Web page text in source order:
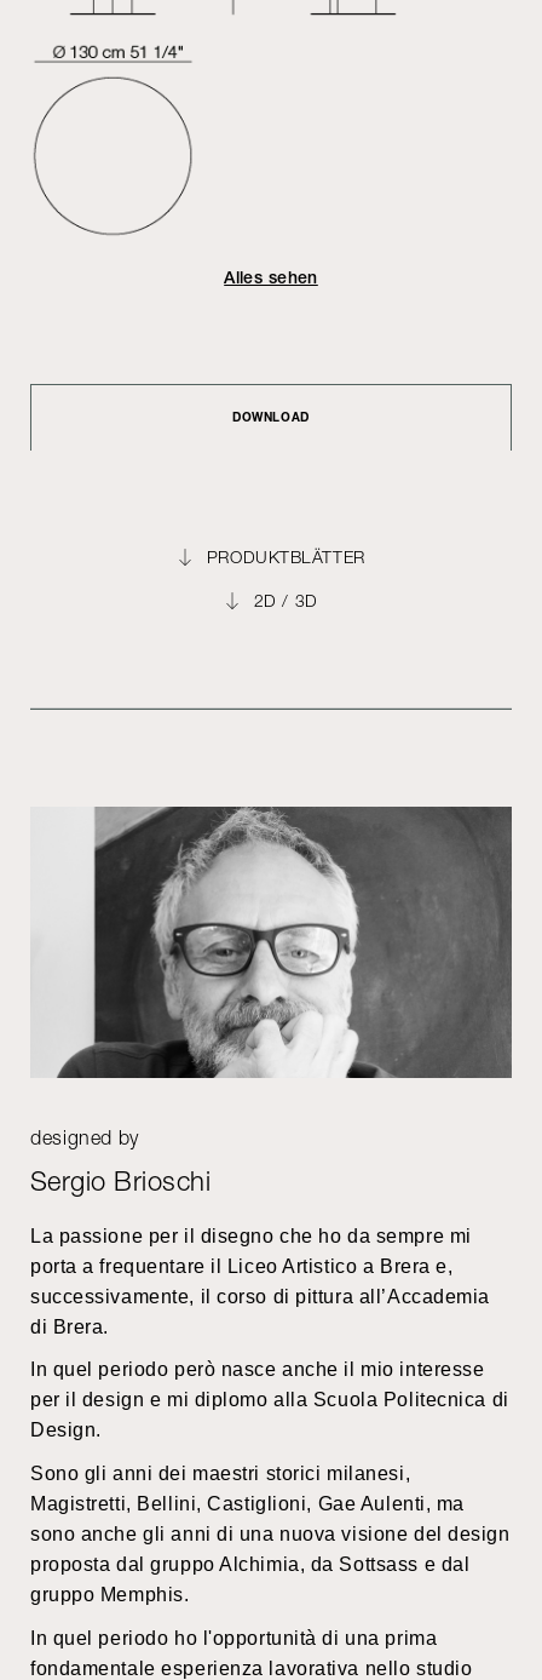
Alles sehen
DOWNLOAD
PRODUKTBLÄTTER
2D / 3D
designed by
Sergio Brioschi
La passione per il disegno che ho da sempre mi
porta a frequentare il Liceo Artistico a Brera e,
successivamente, il corso di pittura all’Accademia
di Brera.
In quel periodo però nasce anche il mio interesse
per il design e mi diplomo alla Scuola Politecnica di
Design.
Sono gli anni dei maestri storici milanesi,
Magistretti, Bellini, Castiglioni, Gae Aulenti, ma
sono anche gli anni di una nuova visione del design
proposta dal gruppo Alchimia, da Sottsass e dal
gruppo Memphis.
In quel periodo ho l'opportunità di una prima
fondamentale esperienza lavorativa nello studio